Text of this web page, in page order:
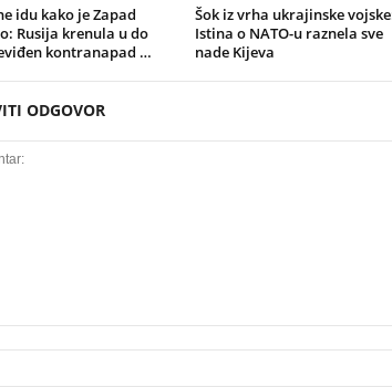
idu kako je Zapad
Rusija krenula u do
kontranapad …
Šok iz vrha ukrajinske
Istina o NATO-u raznela sve
nade Kijeva
ODGOVOR